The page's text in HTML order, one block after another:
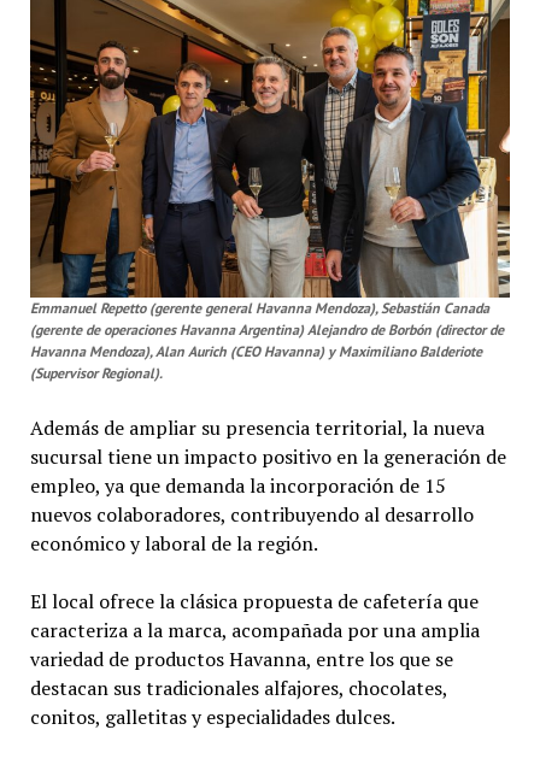
Emmanuel Repetto (gerente general Havanna Mendoza), Sebastián Canada
(gerente de operaciones Havanna Argentina) Alejandro de Borbón (director de
Havanna Mendoza), Alan Aurich (CEO Havanna) y Maximiliano Balderiote
(Supervisor Regional).
Además de ampliar su presencia territorial, la nueva
sucursal tiene un impacto positivo en la generación de
empleo, ya que demanda la incorporación de 15
nuevos colaboradores, contribuyendo al desarrollo
económico y laboral de la región.
El local ofrece la clásica propuesta de cafetería que
caracteriza a la marca, acompañada por una amplia
variedad de productos Havanna, entre los que se
destacan sus tradicionales alfajores, chocolates,
conitos, galletitas y especialidades dulces.